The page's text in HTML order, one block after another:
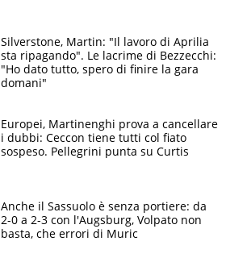
Silverstone, Martin: "Il lavoro di Aprilia
sta ripagando". Le lacrime di Bezzecchi:
"Ho dato tutto, spero di finire la gara
domani"
Europei, Martinenghi prova a cancellare
i dubbi: Ceccon tiene tutti col fiato
sospeso. Pellegrini punta su Curtis
Anche il Sassuolo è senza portiere: da
2-0 a 2-3 con l'Augsburg, Volpato non
basta, che errori di Muric